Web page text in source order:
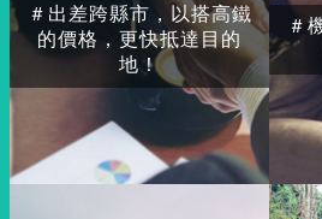
＃出差跨縣市，以搭高鐵
的價格，更快抵達目的
地！
＃